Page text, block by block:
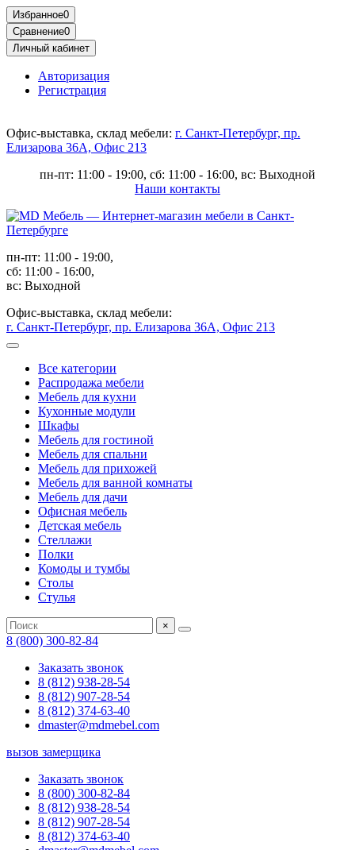
Избранное0
Сравнение0
Личный кабинет
Авторизация
Регистрация
Офис-выставка, склад мебели: г. Санкт-Петербург, пр.
Елизарова 36А, Офис 213
пн-пт: 11:00 - 19:00, сб: 11:00 - 16:00, вс: Выходной
Наши контакты
пн-пт: 11:00 - 19:00,
сб: 11:00 - 16:00,
вс: Выходной
Офис-выставка, склад мебели:
г. Санкт-Петербург, пр. Елизарова 36А, Офис 213
Все категории
Распродажа мебели
Мебель для кухни
Кухонные модули
Шкафы
Мебель для гостиной
Мебель для спальни
Мебель для прихожей
Мебель для ванной комнаты
Мебель для дачи
Офисная мебель
Детская мебель
Стеллажи
Полки
Комоды и тумбы
Столы
Стулья
×
8 (800) 300-82-84
Заказать звонок
8 (812) 938-28-54
8 (812) 907-28-54
8 (812) 374-63-40
dmaster@mdmebel.com
вызов замерщика
Заказать звонок
8 (800) 300-82-84
8 (812) 938-28-54
8 (812) 907-28-54
8 (812) 374-63-40